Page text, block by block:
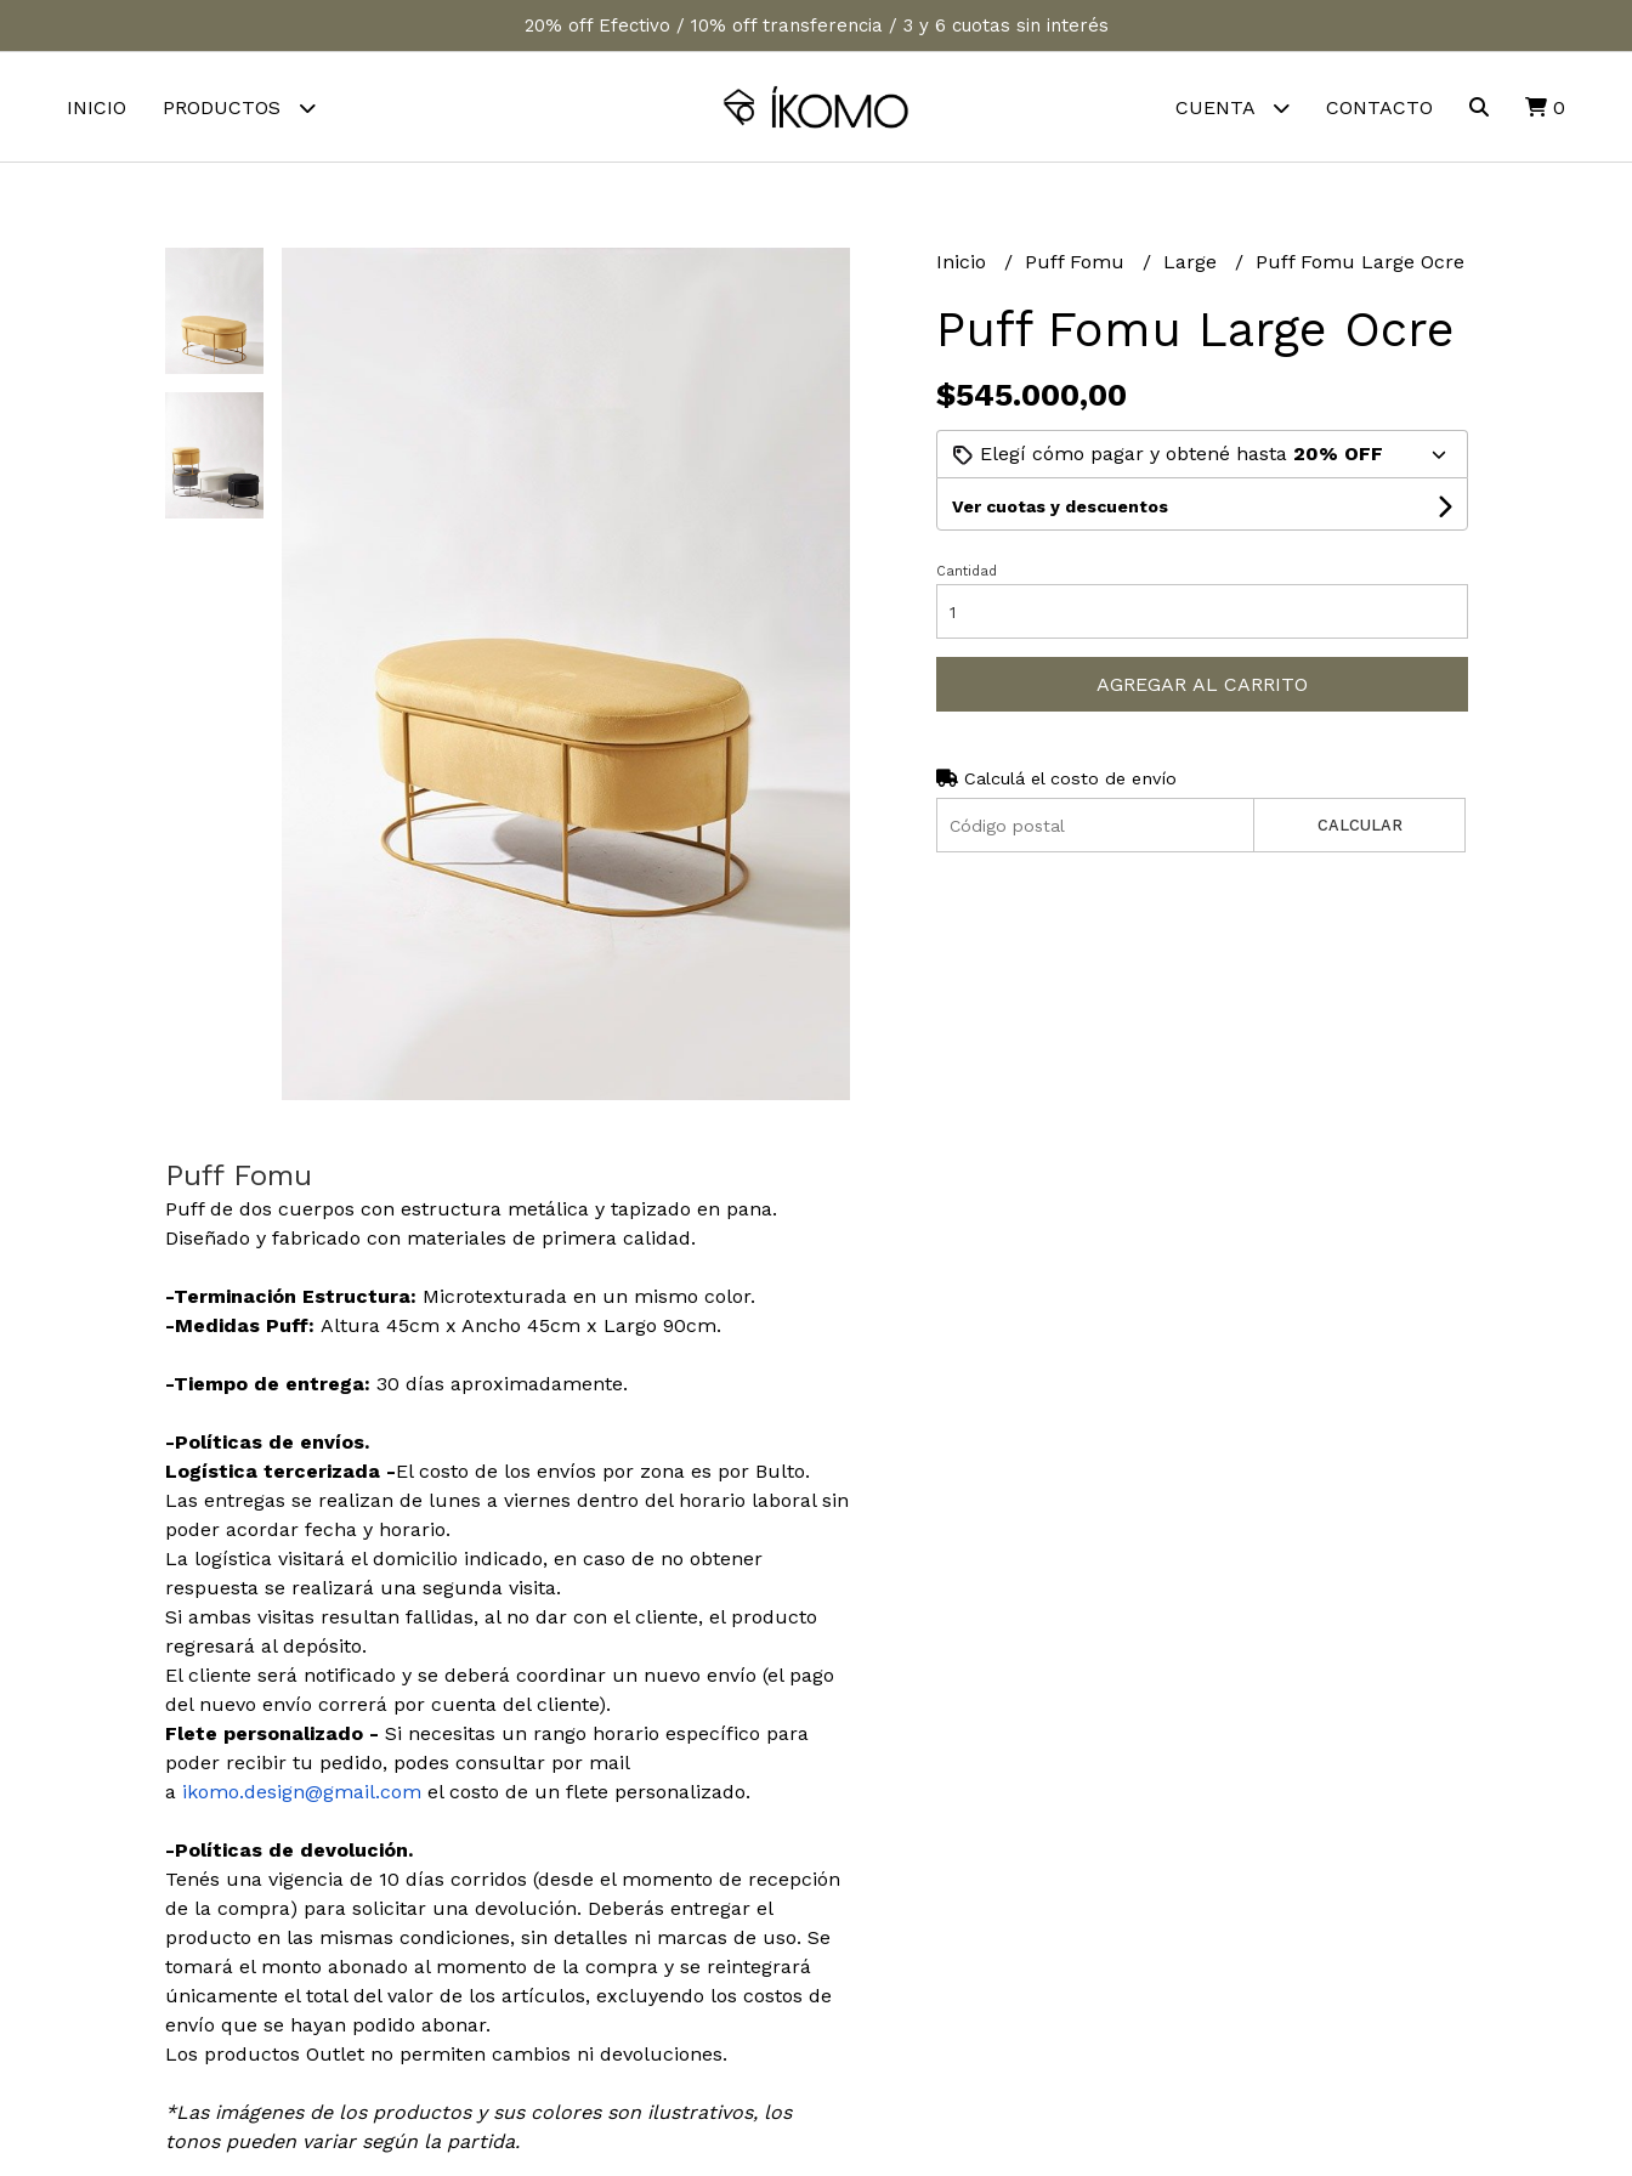
20% off Efectivo / 10% off transferencia / 3 y 6 cuotas sin interés
INICIO PRODUCTOS CUENTA CONTACTO 0
Puff Fomu
Puff de dos cuerpos con estructura metálica y tapizado en pana.
Diseñado y fabricado con materiales de primera calidad.
-Terminación Estructura: Microtexturada en un mismo color.
-Medidas Puff: Altura 45cm x Ancho 45cm x Largo 90cm.
-Tiempo de entrega: 30 días aproximadamente.
-Políticas de envíos.
Logística tercerizada -El costo de los envíos por zona es por Bulto.
Las entregas se realizan de lunes a viernes dentro del horario laboral sin
poder acordar fecha y horario.
La logística visitará el domicilio indicado, en caso de no obtener
respuesta se realizará una segunda visita.
Si ambas visitas resultan fallidas, al no dar con el cliente, el producto
regresará al depósito.
El cliente será notificado y se deberá coordinar un nuevo envío (el pago
del nuevo envío correrá por cuenta del cliente).
Flete personalizado - Si necesitas un rango horario específico para
poder recibir tu pedido, podes consultar por mail
a ikomo.design@gmail.com el costo de un flete personalizado.
-Políticas de devolución.
Tenés una vigencia de 10 días corridos (desde el momento de recepción
de la compra) para solicitar una devolución. Deberás entregar el
producto en las mismas condiciones, sin detalles ni marcas de uso. Se
tomará el monto abonado al momento de la compra y se reintegrará
únicamente el total del valor de los artículos, excluyendo los costos de
envío que se hayan podido abonar.
Los productos Outlet no permiten cambios ni devoluciones.
*Las imágenes de los productos y sus colores son ilustrativos, los
tonos pueden variar según la partida.
Inicio Puff Fomu Large Puff Fomu Large Ocre
Puff Fomu Large Ocre
$545.000,00
Elegí cómo pagar y obtené hasta 20% OFF
Ver cuotas y descuentos
Cantidad
AGREGAR AL CARRITO
Calculá el costo de envío
CALCULAR